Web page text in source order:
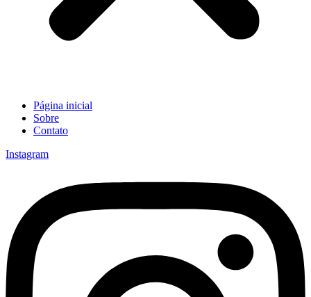
Página inicial
Sobre
Contato
Instagram